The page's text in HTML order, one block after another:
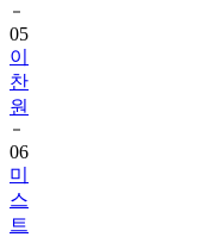
05
이
찬
원
06
미
스
트